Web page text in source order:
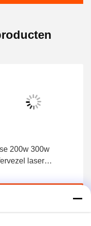
Schoonmakende
van 1500W